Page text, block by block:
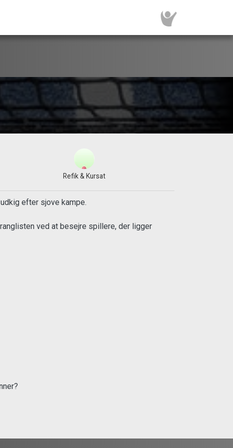
Refik & Kursat
efter sjove kampe.
ved at besejre spillere, der ligger